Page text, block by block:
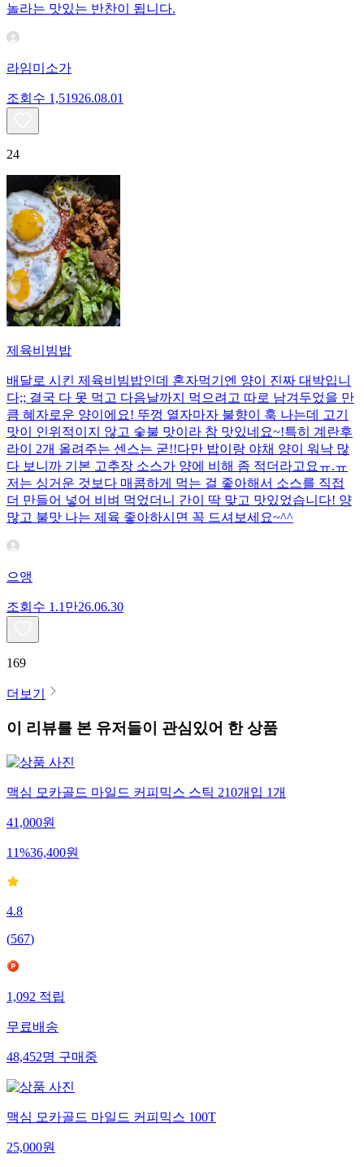
놀라는 맛있는 반찬이 됩니다.
라임미소가
조회수 1,51926.08.01
24
제육비빔밥
배달로 시킨 제육비빔밥인데 혼자먹기엔 양이 진짜 대박입니
다;; 결국 다 못 먹고 다음날까지 먹으려고 따로 남겨두었을 만
큼 혜자로운 양이에요! 뚜껑 열자마자 불향이 훅 나는데 고기
맛이 인위적이지 않고 숯불 맛이라 참 맛있네요~!특히 계란후
라이 2개 올려주는 센스는 굳!! ​다만 밥이랑 야채 양이 워낙 많
다 보니까 기본 고추장 소스가 양에 비해 좀 적더라고요ㅠ.ㅠ
저는 싱거운 것보다 매콤하게 먹는 걸 좋아해서 소스를 직접
더 만들어 넣어 비벼 먹었더니 간이 딱 맞고 맛있었습니다! 양
많고 불맛 나는 제육 좋아하시면 꼭 드셔보세요~^^
으앵
조회수 1.1만26.06.30
169
더보기
이 리뷰를 본 유저들이 관심있어 한 상품
맥심 모카골드 마일드 커피믹스 스틱 210개입 1개
41,000원
11%36,400원
4.8
(567)
1,092 적립
무료배송
48,452명 구매중
맥심 모카골드 마일드 커피믹스 100T
25,000원